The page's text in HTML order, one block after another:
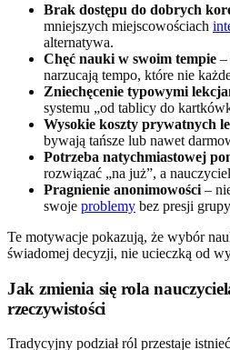
Brak dostępu do dobrych
mniejszych miejscowościach
alternatywa.
Chęć nauki w swoim tempie –
narzucają tempo, które nie
Zniechęcenie typowymi
systemu „od tablicy do
Wysokie koszty prywatnych
bywają tańsze lub nawet
Potrzeba natychmiastowej
rozwiązać „na już”, a
Pragnienie anonimowości –
swoje problemy bez presji
Te motywacje pokazują, że wybór
świadomej decyzji, nie ucieczką od
Jak zmienia się rola
rzeczywistości
Tradycyjny podział ról przestaje